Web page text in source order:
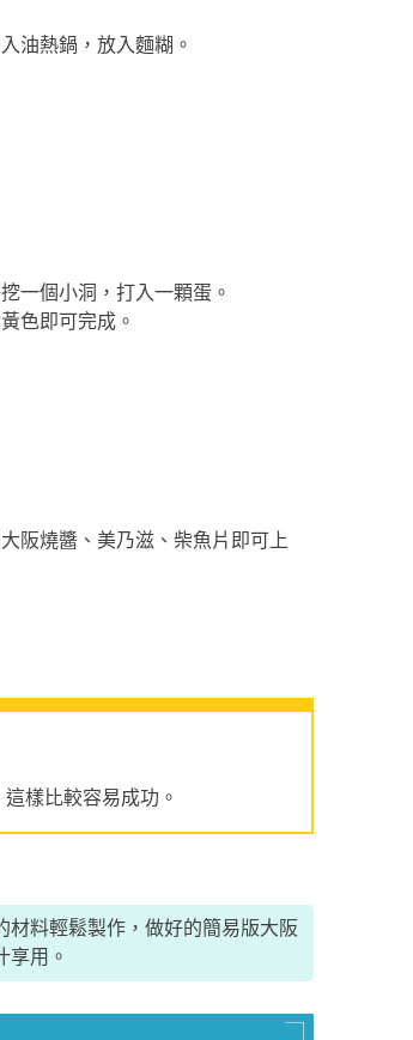
油熱鍋，放入麵糊。
一個小洞，打入一顆蛋。
色即可完成。
阪燒醬、美乃滋、柴魚片即可上
樣比較容易成功。
材料輕鬆製作，做好的簡易版大阪
享用。